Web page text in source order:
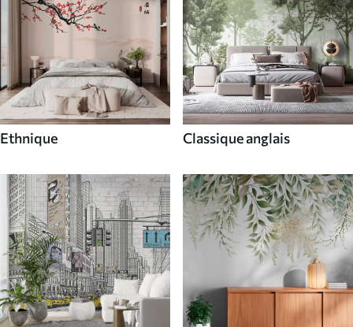
Ethnique Classique anglais